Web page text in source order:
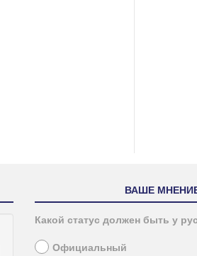
ВАШЕ
Какой статус должен быть у
Официальный